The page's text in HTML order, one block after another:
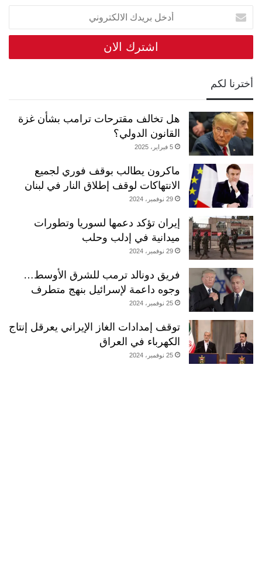
أدخل
بريدك
الالكتروني
أخترنا لكم
هل تخالف مقترحات ترامب بشأن غزة
القانون الدولي؟
5 فبراير، 2025
ماكرون يطالب بوقف فوري لجميع
الانتهاكات لوقف إطلاق النار في لبنان
29 نوفمبر، 2024
إيران تؤكد دعمها لسوريا وتطورات
ميدانية في إدلب وحلب
29 نوفمبر، 2024
فريق دونالد ترمب للشرق الأوسط…
وجوه داعمة لإسرائيل بنهج متطرف
25 نوفمبر، 2024
توقف إمدادات الغاز الإيراني يعرقل إنتاج
الكهرباء في العراق
25 نوفمبر، 2024